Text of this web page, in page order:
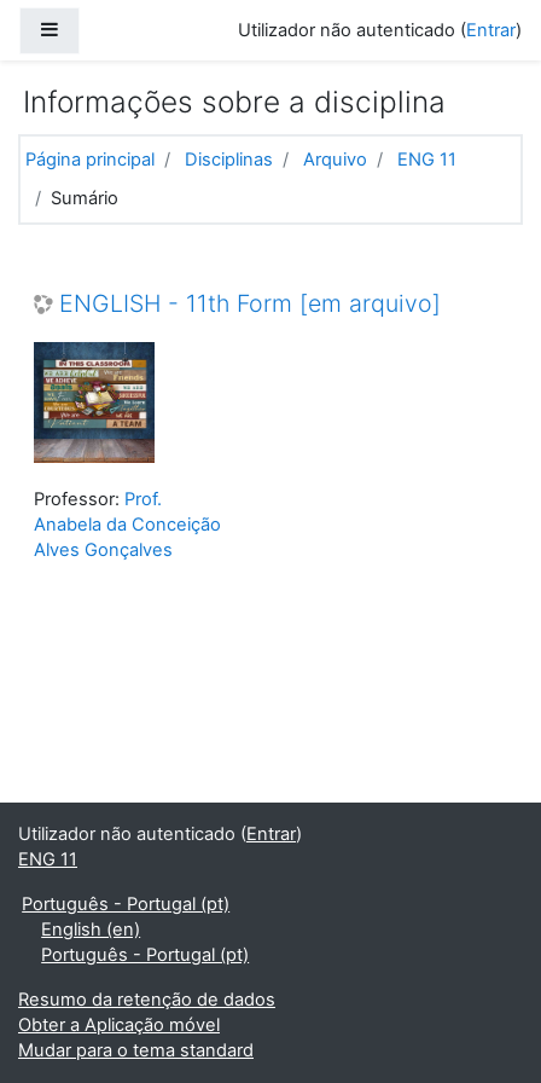
Utilizador não autenticado (Entrar)
Informações sobre a disciplina
Página principal Disciplinas Arquivo
ENG 11
Sumário
ENGLISH - 11th Form [em arquivo]
Professor: Prof.
Anabela da Conceição
Alves Gonçalves
Utilizador não autenticado (Entrar)
ENG 11
Português - Portugal ‎(pt)‎
English ‎(en)‎
Português - Portugal ‎(pt)‎
Resumo da retenção de dados
Obter a Aplicação móvel
Mudar para o tema standard